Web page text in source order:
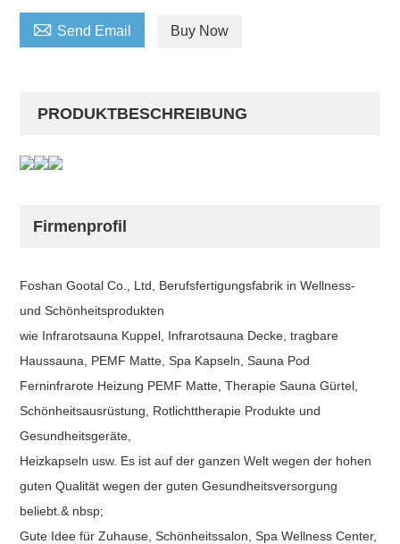
 Send Email Buy Now
PRODUKTBESCHREIBUNG
Firmenprofil
Foshan Gootal Co., Ltd, Berufsfertigungsfabrik in Wellness-
und Schönheitsprodukten
wie Infrarotsauna Kuppel, Infrarotsauna Decke, tragbare
Haussauna, PEMF Matte, Spa Kapseln, Sauna Pod
Ferninfrarote Heizung PEMF Matte, Therapie Sauna Gürtel,
Schönheitsausrüstung, Rotlichttherapie Produkte und
Gesundheitsgeräte,
Heizkapseln usw. Es ist auf der ganzen Welt wegen der hohen
guten Qualität wegen der guten Gesundheitsversorgung
beliebt.& nbsp;
Gute Idee für Zuhause, Schönheitssalon, Spa Wellness Center,